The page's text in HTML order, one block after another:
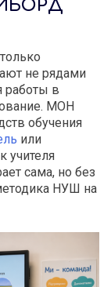
не рядами
работы в
МОН
обучения
или
учителя
сама, но без
НУШ на